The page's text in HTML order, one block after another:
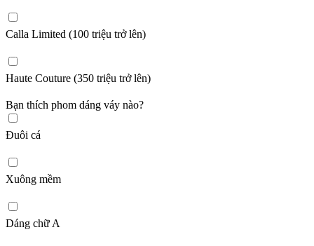
Calla Limited (100 triệu trở lên)
Haute Couture (350 triệu trở lên)
Bạn thích phom dáng váy nào?
Đuôi cá
Xuông mềm
Dáng chữ A